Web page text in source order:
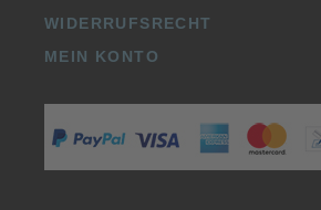
WIDERRUFSRECHT
MEIN KONTO